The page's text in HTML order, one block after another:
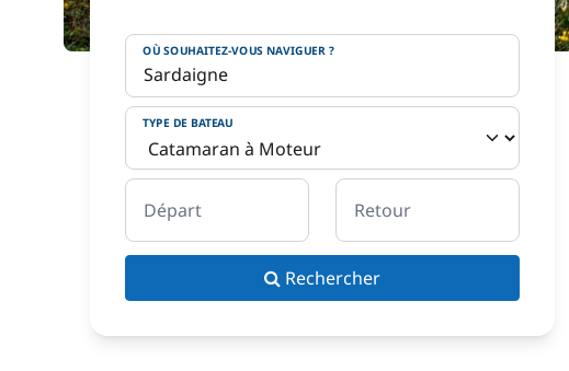
OÙ SOUHAITEZ-VOUS NAVIGUER ?
TYPE DE BATEAU
Départ Retour
Rechercher